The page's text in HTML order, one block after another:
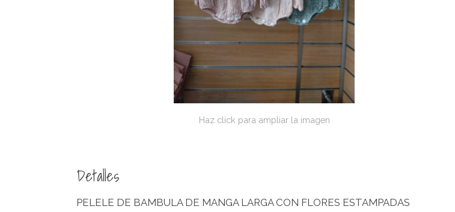
Haz click para ampliar la imagen
Detalles
PELELE DE BAMBULA DE MANGA LARGA CON FLORES ESTAMPADAS